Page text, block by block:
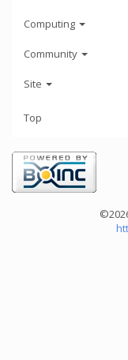
Computing
Community
Site
Top